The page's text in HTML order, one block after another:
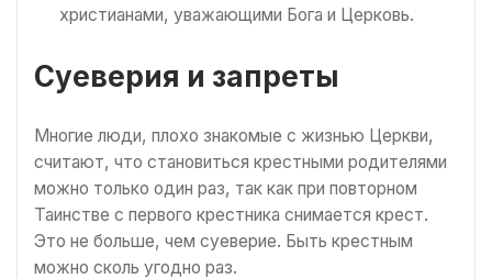
христианами, уважающими Бога и Церковь.
Суеверия и запреты
Многие люди, плохо знакомые с жизнью Церкви,
считают, что становиться крестными родителями
можно только один раз, так как при повторном
Таинстве с первого крестника снимается крест.
Это не больше, чем суеверие. Быть крестным
можно сколь угодно раз.